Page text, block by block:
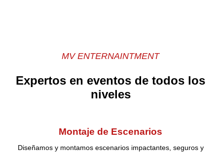
MV ENTERNAINTMENT
Expertos en eventos de todos los
niveles
Montaje de Escenarios
Diseñamos y montamos escenarios impactantes, seguros y